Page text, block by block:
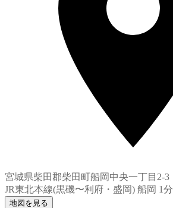
宮城県柴田郡柴田町船岡中央一丁目2-3
JR東北本線(黒磯〜利府・盛岡) 船岡 1分
地図を見る